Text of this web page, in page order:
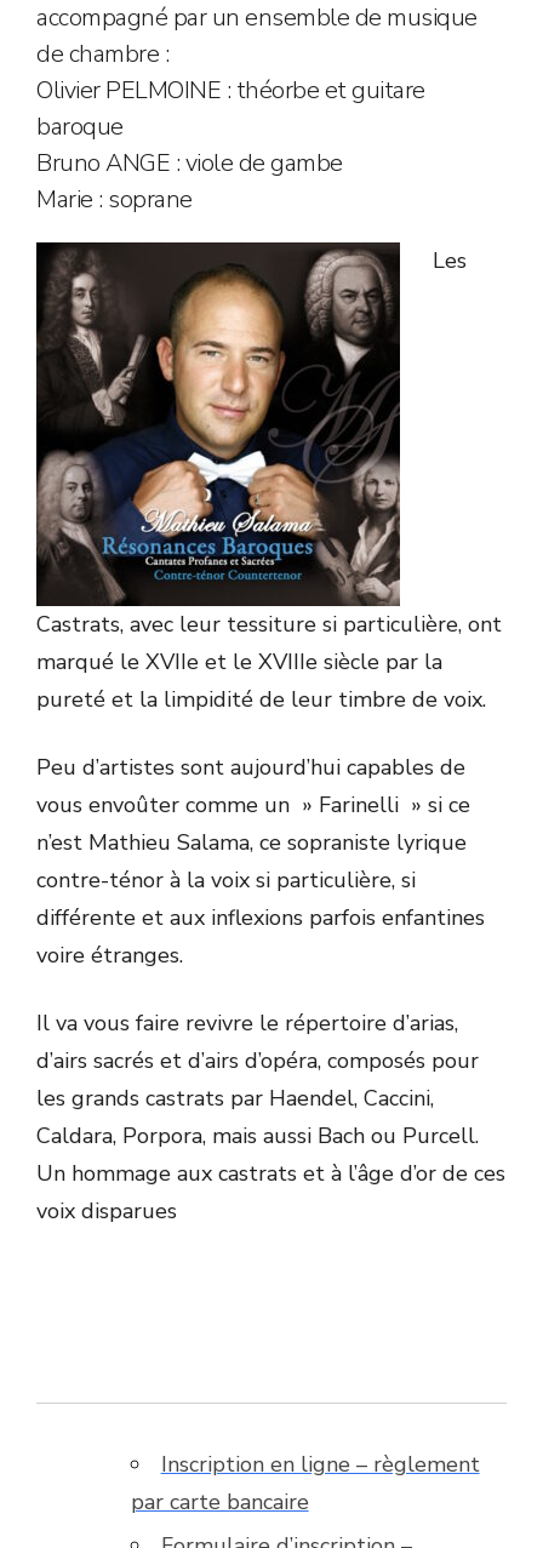
accompagné par un ensemble de musique
de chambre :
Olivier PELMOINE : théorbe et guitare
baroque
Bruno ANGE : viole de gambe
Marie : soprane
Les
Castrats, avec leur tessiture si particulière, ont
marqué le XVIIe et le XVIIIe siècle par la
pureté et la limpidité de leur timbre de voix.
Peu d’artistes sont aujourd’hui capables de
vous envoûter comme un » Farinelli » si ce
n’est Mathieu Salama, ce sopraniste lyrique
contre-ténor à la voix si particulière, si
différente et aux inflexions parfois enfantines
voire étranges.
Il va vous faire revivre le répertoire d’arias,
d’airs sacrés et d’airs d’opéra, composés pour
les grands castrats par Haendel, Caccini,
Caldara, Porpora, mais aussi Bach ou Purcell.
Un hommage aux castrats et à l’âge d’or de ces
voix disparues
Inscription en ligne – règlement
par carte bancaire